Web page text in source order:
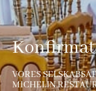
VORES
MICHELIN